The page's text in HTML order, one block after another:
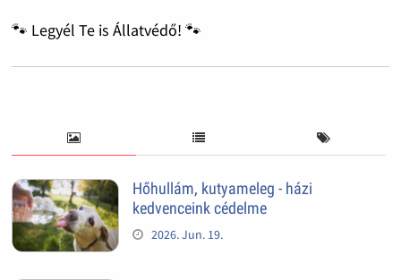
🐾 Legyél Te is Állatvédő! 🐾
Hőhullám, kutyameleg - házi
kedvenceink cédelme
2026. Jun. 19.